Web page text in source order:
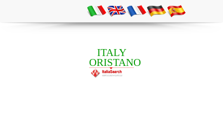
ITALY
ORISTANO